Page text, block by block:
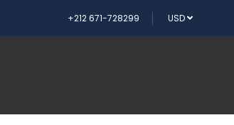
+212 671-728299 USD